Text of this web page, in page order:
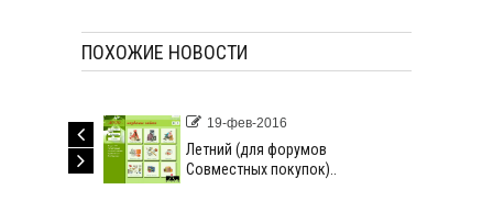
ПОХОЖИЕ НОВОСТИ
19-фев-2016
Летний (для форумов
Совместных покупок)..